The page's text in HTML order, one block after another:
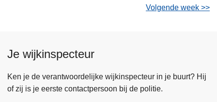
Volgende week >>
Je wijkinspecteur
Ken je de verantwoordelijke wijkinspecteur in je buurt? Hij
of zij is je eerste contactpersoon bij de politie.